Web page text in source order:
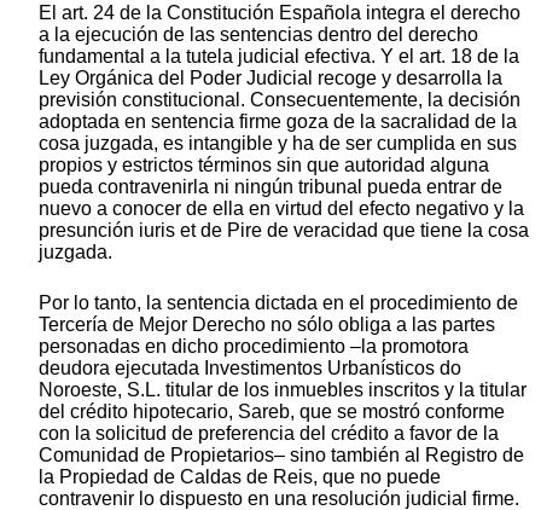
El art. 24 de la Constitución Española integra el derecho
a la ejecución de las sentencias dentro del derecho
fundamental a la tutela judicial efectiva. Y el art. 18 de la
Ley Orgánica del Poder Judicial recoge y desarrolla la
previsión constitucional. Consecuentemente, la decisión
adoptada en sentencia firme goza de la sacralidad de la
cosa juzgada, es intangible y ha de ser cumplida en sus
propios y estrictos términos sin que autoridad alguna
pueda contravenirla ni ningún tribunal pueda entrar de
nuevo a conocer de ella en virtud del efecto negativo y la
presunción iuris et de Pire de veracidad que tiene la cosa
juzgada.
Por lo tanto, la sentencia dictada en el procedimiento de
Tercería de Mejor Derecho no sólo obliga a las partes
personadas en dicho procedimiento –la promotora
deudora ejecutada Investimentos Urbanísticos do
Noroeste, S.L. titular de los inmuebles inscritos y la titular
del crédito hipotecario, Sareb, que se mostró conforme
con la solicitud de preferencia del crédito a favor de la
Comunidad de Propietarios– sino también al Registro de
la Propiedad de Caldas de Reis, que no puede
contravenir lo dispuesto en una resolución judicial firme.